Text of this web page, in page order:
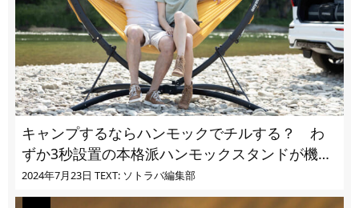
キャンプするならハンモックでチルする？ わ
ずか3秒設置の本格派ハンモックスタンドが機能
的過ぎる
2024年7月23日 TEXT: ソトラバ編集部